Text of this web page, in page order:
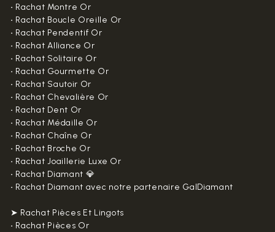
• Rachat Montre Or
• Rachat Boucle Oreille Or
• Rachat Pendentif Or
• Rachat Alliance Or
• Rachat Solitaire Or
• Rachat Gourmette Or
• Rachat Sautoir Or
• Rachat Chevalière Or
• Rachat Dent Or
• Rachat Médaille Or
• Rachat Chaîne Or
• Rachat Broche Or
• Rachat Joaillerie Luxe Or
• Rachat Diamant 💎
• Rachat Diamant avec notre partenaire GalDiamant
➤ Rachat Pièces Et Lingots
• Rachat Pièces Or